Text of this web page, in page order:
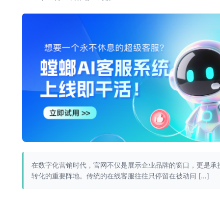
在数字化营销时代，官网不仅是展示企业品牌的窗口，更是承
转化的重要阵地。传统的在线客服往往只停留在被动问 […]